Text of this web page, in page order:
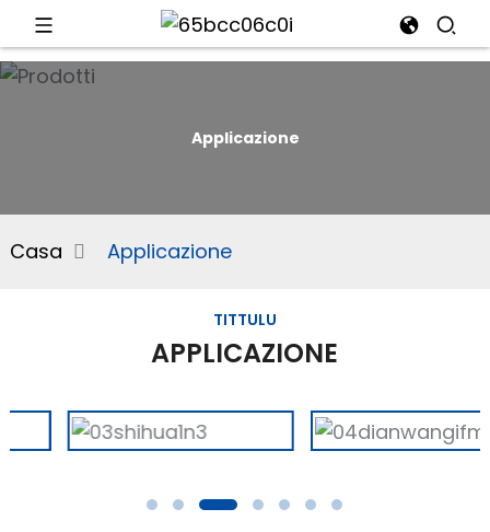
Applicazione
Casa Applicazione
TITTULU
APPLICAZIONE